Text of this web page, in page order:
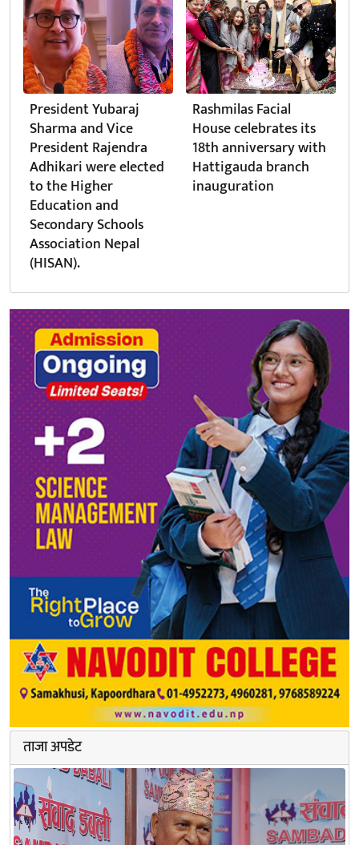
President Yubaraj
Sharma and Vice
President Rajendra
Adhikari were elected
to the Higher
Education and
Secondary Schools
Association Nepal
(HISAN).
Rashmilas Facial
House celebrates its
18th anniversary with
Hattigauda branch
inauguration
ताजा अपडेट